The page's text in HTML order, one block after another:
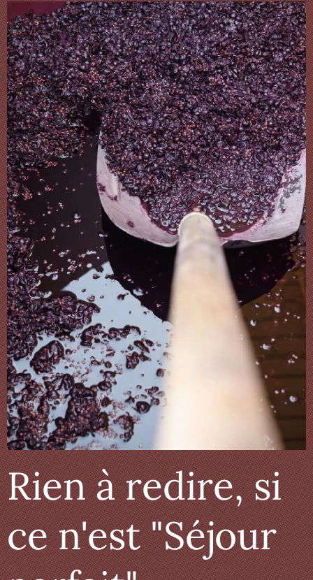
Rien à redire, si
ce n'est "Séjour